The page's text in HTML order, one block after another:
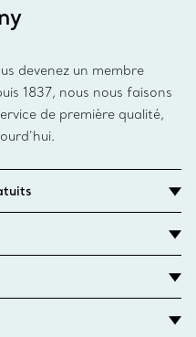
devenez un membre
1837, nous nous faisons
de première qualité,